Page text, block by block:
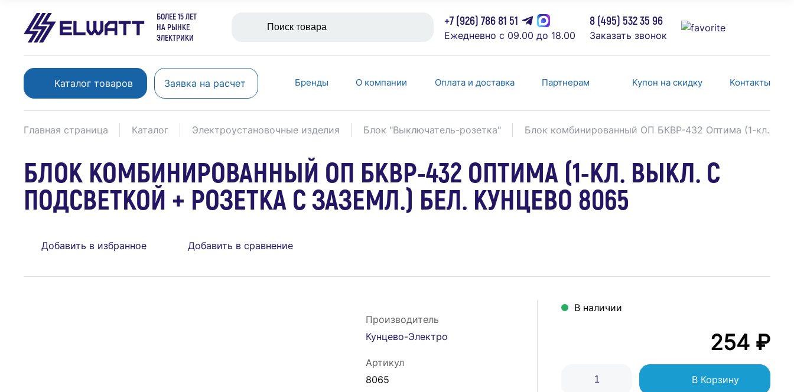
БОЛЕЕ 15 ЛЕТ
НА РЫНКЕ
ЭЛЕКТРИКИ
+7 (926) 786 81 51
Ежедневно с 09.00 до 18.00
8 (495) 532 35 96
Заказать звонок
Каталог товаров Заявка на расчет Бренды О компании Оплата и доставка Партнерам Купон на скидку Контакты
Главная страница Каталог Электроустановочные изделия Блок "Выключатель-розетка" Блок комбинированный ОП БКВР-432 Оптима (1-кл.
БЛОК КОМБИНИРОВАННЫЙ ОП БКВР-432 ОПТИМА (1-КЛ. ВЫКЛ. С
ПОДСВЕТКОЙ + РОЗЕТКА С ЗАЗЕМЛ.) БЕЛ. КУНЦЕВО 8065
Добавить в избранное Добавить в сравнение
Производитель
Кунцево-Электро
Артикул
8065
В наличии
254 ₽
В Корзину